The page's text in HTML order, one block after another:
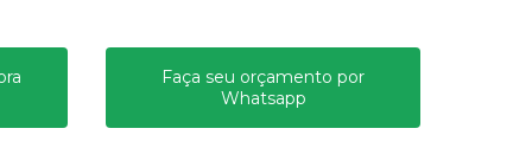
Faça seu orçamento por
Whatsapp